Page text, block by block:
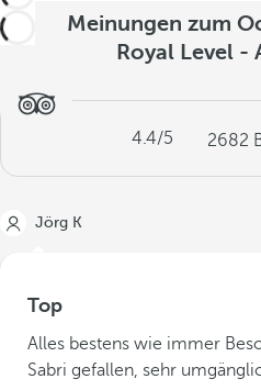
Meinungen zum
Royal Level -
4.4/5 2682
Jörg K
Top
Alles bestens wie immer Besonders hat uns der Kellner
Sabri gefallen, sehr